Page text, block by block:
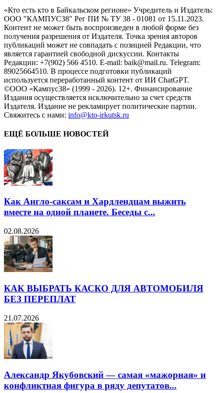
«Кто есть кто в Байкальском регионе» Учредитель и Издатель:
ООО "КАМПУС38" Рег ПИ № ТУ 38 - 01081 от 15.11.2023.
Контент не может быть воспроизведен в любой форме без
получения разрешения от Издателя. Точка зрения авторов
публикаций может не совпадать с позицией Редакции, что
является гарантией свободной дискуссии. Контакты
Редакции: +7(902) 566 4510. E-mail: baik@mail.ru. Telegram:
89025664510. В процессе подготовки публикаций
используется переработанный контент от ИИ ChatGPT.
©ООО «Кампус38» (1999 - 2026). 12+. Финансирование
Издания осуществляется исключительно за счет средств
Издателя. Издание не рекламирует политические партии.
Свяжитесь с нами: info@kto-irkutsk.ru
ЕЩЁ БОЛЬШЕ НОВОСТЕЙ
Как Англо-саксам и Хардлендцам выжить
вместе на одной планете. Беседы с...
02.08.2026
КАК ВЫБРАТЬ КАСКО ДЛЯ АВТОМОБИЛЯ
БЕЗ ПЕРЕПЛАТ
21.07.2026
Александр Якубовский — самая «мажорная» и
конфликтная фигура в ряду депутатов...